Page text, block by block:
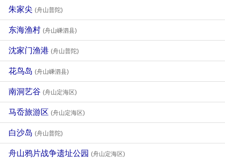
朱家尖 (舟山普陀)
东海渔村 (舟山嵊泗县)
沈家门渔港 (舟山普陀)
花鸟岛 (舟山嵊泗县)
南洞艺谷 (舟山定海区)
马岙旅游区 (舟山定海区)
白沙岛 (舟山普陀)
舟山鸦片战争遗址公园 (舟山定海区)